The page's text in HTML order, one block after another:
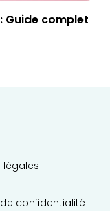
Guide complet
légales
confidentialité